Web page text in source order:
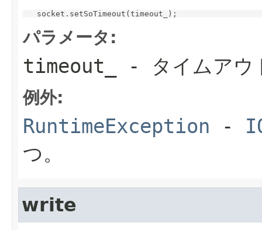
パラメータ:
timeout_ - タイムアウ
例外:
RuntimeException -
つ。
write